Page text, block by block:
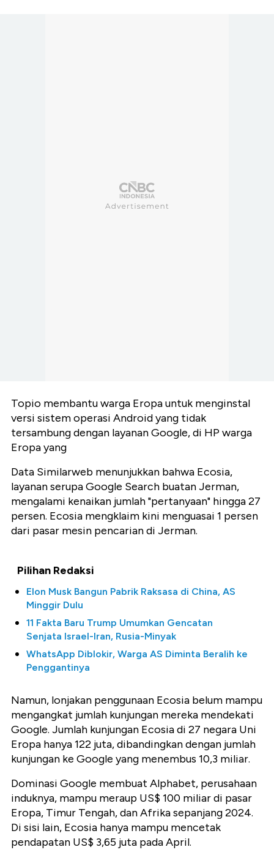
Topio membantu warga Eropa untuk menginstal
versi sistem operasi Android yang tidak
tersambung dengan layanan Google, di HP warga
Eropa yang
Data Similarweb menunjukkan bahwa Ecosia,
layanan serupa Google Search buatan Jerman,
mengalami kenaikan jumlah "pertanyaan" hingga 27
persen. Ecosia mengklaim kini menguasai 1 persen
dari pasar mesin pencarian di Jerman.
Pilihan Redaksi
Elon Musk Bangun Pabrik Raksasa di China, AS
Minggir Dulu
11 Fakta Baru Trump Umumkan Gencatan
Senjata Israel-Iran, Rusia-Minyak
WhatsApp Diblokir, Warga AS Diminta Beralih ke
Penggantinya
Namun, lonjakan penggunaan Ecosia belum mampu
mengangkat jumlah kunjungan mereka mendekati
Google. Jumlah kunjungan Ecosia di 27 negara Uni
Eropa hanya 122 juta, dibandingkan dengan jumlah
kunjungan ke Google yang menembus 10,3 miliar.
Dominasi Google membuat Alphabet, perusahaan
induknya, mampu meraup US$ 100 miliar di pasar
Eropa, Timur Tengah, dan Afrika sepanjang 2024.
Di sisi lain, Ecosia hanya mampu mencetak
pendapatan US$ 3,65 juta pada April.